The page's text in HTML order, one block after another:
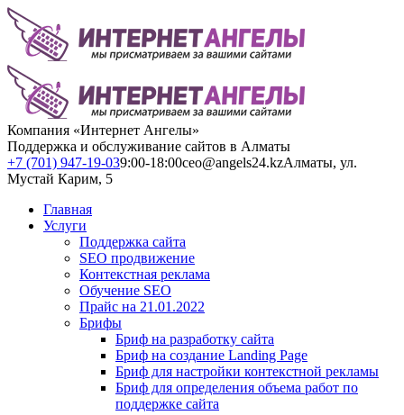
Компания «Интернет Ангелы»
Поддержка и обслуживание сайтов в Алматы
+7 (701) 947-19-039:00-18:00ceo@angels24.kzАлматы, ул.
Мустай Карим, 5
Главная
Услуги
Поддержка сайта
SEO продвижение
Контекстная реклама
Обучение SEO
Прайс на 21.01.2022
Брифы
Бриф на разработку сайта
Бриф на создание Landing Page
Бриф для настройки контекстной рекламы
Бриф для определения объема работ по
поддержке сайта